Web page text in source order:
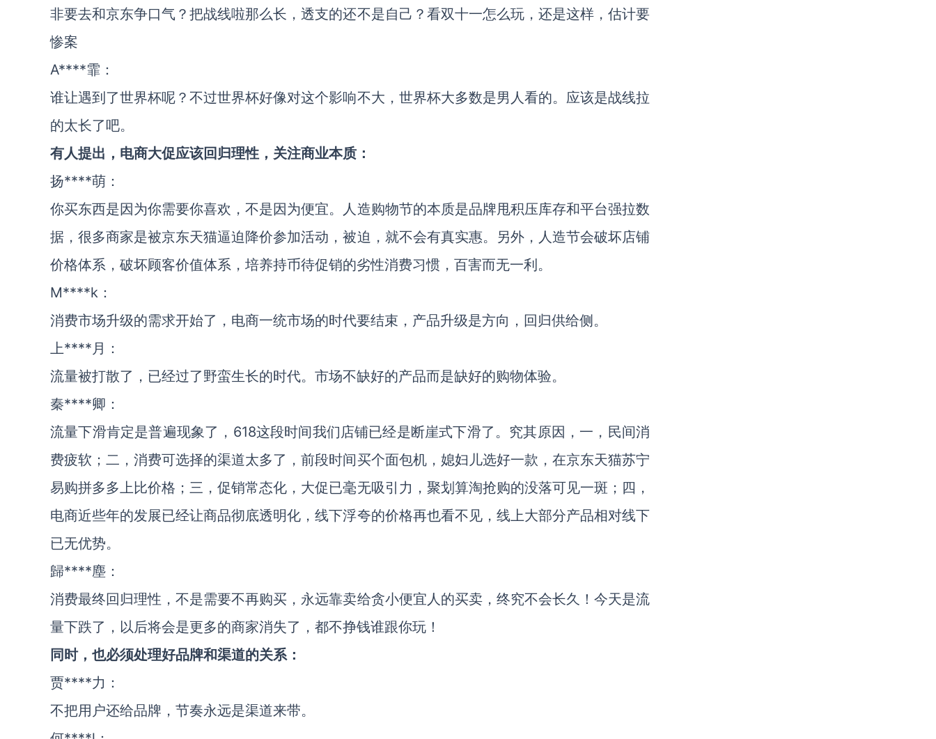
非要去和京东争口气？把战线啦那么长，透支的还不是自己？看双十一怎么玩，还是这样，估计要
惨案
A****霏：
谁让遇到了世界杯呢？不过世界杯好像对这个影响不大，世界杯大多数是男人看的。应该是战线拉
的太长了吧。
有人提出，电商大促应该回归理性，关注商业本质：
扬****萌：
你买东西是因为你需要你喜欢，不是因为便宜。人造购物节的本质是品牌甩积压库存和平台强拉数
据，很多商家是被京东天猫逼迫降价参加活动，被迫，就不会有真实惠。另外，人造节会破坏店铺
价格体系，破坏顾客价值体系，培养持币待促销的劣性消费习惯，百害而无一利。
M****k：
消费市场升级的需求开始了，电商一统市场的时代要结束，产品升级是方向，回归供给侧。
上****月：
流量被打散了，已经过了野蛮生长的时代。市场不缺好的产品而是缺好的购物体验。
秦****卿：
流量下滑肯定是普遍现象了，618这段时间我们店铺已经是断崖式下滑了。究其原因，一，民间消
费疲软；二，消费可选择的渠道太多了，前段时间买个面包机，媳妇儿选好一款，在京东天猫苏宁
易购拼多多上比价格；三，促销常态化，大促已毫无吸引力，聚划算淘抢购的没落可见一斑；四，
电商近些年的发展已经让商品彻底透明化，线下浮夸的价格再也看不见，线上大部分产品相对线下
已无优势。
歸****塵：
消费最终回归理性，不是需要不再购买，永远靠卖给贪小便宜人的买卖，终究不会长久！今天是流
量下跌了，以后将会是更多的商家消失了，都不挣钱谁跟你玩！
同时，也必须处理好品牌和渠道的关系：
贾****力：
不把用户还给品牌，节奏永远是渠道来带。